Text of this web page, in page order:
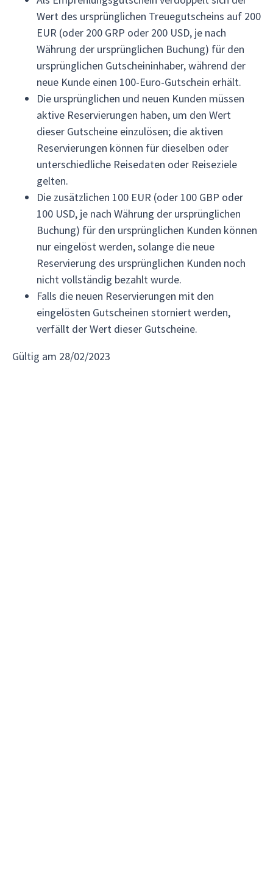
Wert des ursprünglichen Treuegutscheins auf 200
EUR (oder 200 GRP oder 200 USD, je nach
Währung der ursprünglichen Buchung) für den
ursprünglichen Gutscheininhaber, während der
neue Kunde einen 100-Euro-Gutschein erhält.
Die ursprünglichen und neuen Kunden müssen
aktive Reservierungen haben, um den Wert
dieser Gutscheine einzulösen; die aktiven
Reservierungen können für dieselben oder
unterschiedliche Reisedaten oder Reiseziele
gelten.
Die zusätzlichen 100 EUR (oder 100 GBP oder
100 USD, je nach Währung der ursprünglichen
Buchung) für den ursprünglichen Kunden können
nur eingelöst werden, solange die neue
Reservierung des ursprünglichen Kunden noch
nicht vollständig bezahlt wurde.
Falls die neuen Reservierungen mit den
eingelösten Gutscheinen storniert werden,
verfällt der Wert dieser Gutscheine.
Gültig am 28/02/2023